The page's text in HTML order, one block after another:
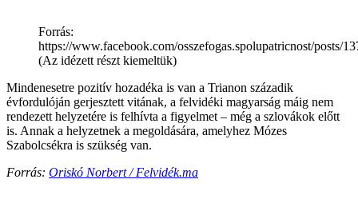
Forrás:
https://www.facebook.com/osszefogas.spolupatricnost/posts/
(Az idézett részt kiemeltük)
Mindenesetre pozitív hozadéka is van a Trianon századik
évfordulóján gerjesztett vitának, a felvidéki magyarság máig nem
rendezett helyzetére is felhívta a figyelmet – még a szlovákok előtt
is. Annak a helyzetnek a megoldására, amelyhez Mózes
Szabolcsékra is szükség van.
Forrás: Oriskó Norbert / Felvidék.ma